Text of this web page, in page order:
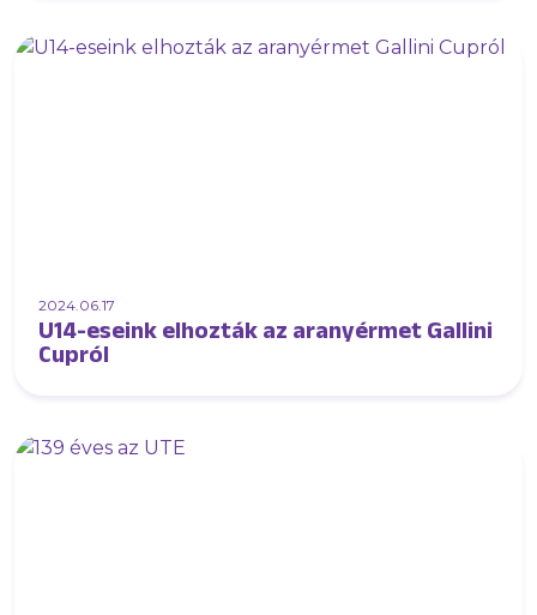
2024.06.17
U14-eseink elhozták az aranyérmet Gallini
Cupról